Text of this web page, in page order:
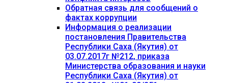
Обратная связь для сообщений о
фактах коррупции
Информация о реализации
постановления Правительства
Республики Саха (Якутия) от
03.07.2017г №212, приказа
Министерства образования и науки
Республики Саха (Якутия) от